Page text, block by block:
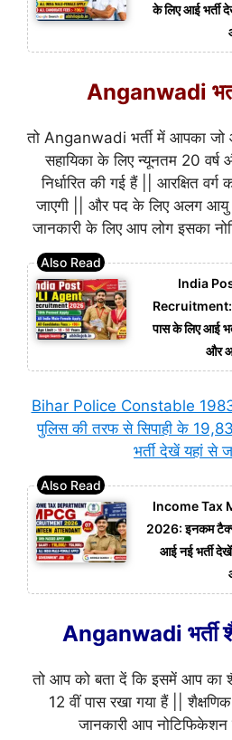
के लिए आई भर्ती
Anganwadi
तो Anganwadi भर्ती में आपका जो
सहायिका के लिए न्यूनतम 20
निर्धारित की गई हैं || आरक्षित
जाएगी || और पद के लिए अलग आयु
जानकारी के लिए आप लोग इसका
India
Recruitment:
पास के लिए आई
और
Bihar Police Constable
पुलिस की तरफ से सिपाही के
भर्ती देखें यहां से
Income Tax
2026: इनकम
आई नई भर्ती
Anganwadi भर्ती
तो आप को बता दें कि इसमें आप का
12 वीं पास रखा गया हैं ||
जानकारी आप